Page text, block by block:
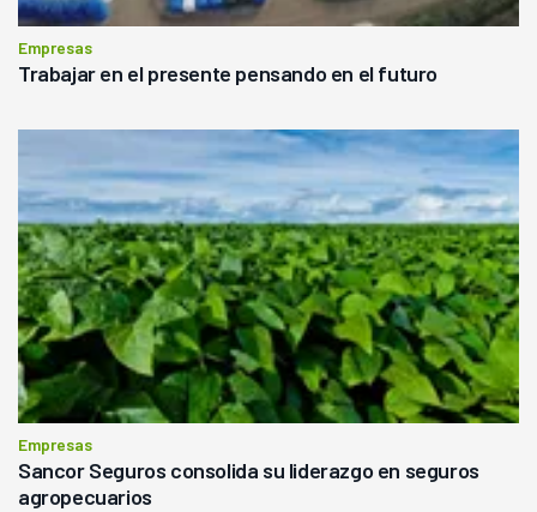
Empresas
Trabajar en el presente pensando en el futuro
Empresas
Sancor Seguros consolida su liderazgo en seguros
agropecuarios